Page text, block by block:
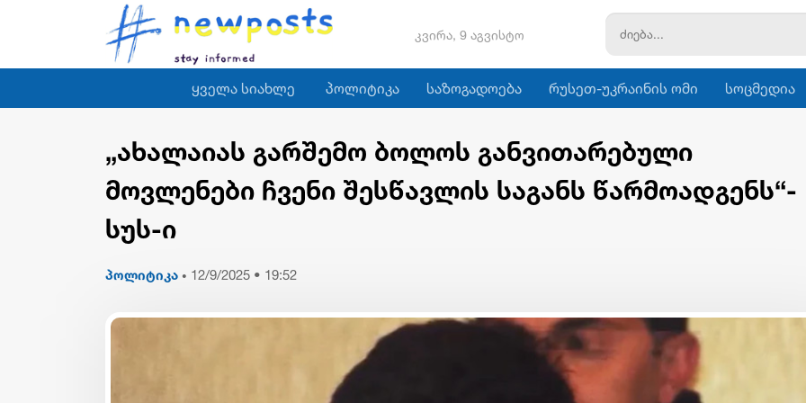
კვირა, 9 აგვისტო
ყველა სიახლე პოლიტიკა საზოგადოება რუსეთ-უკრაინის ომი სოცმედია
„ახალაიას გარშემო ბოლოს განვითარებული
მოვლენები ჩვენი შესწავლის საგანს წარმოადგენს“-
სუს-ი
პოლიტიკა • 12/9/2025 • 19:52